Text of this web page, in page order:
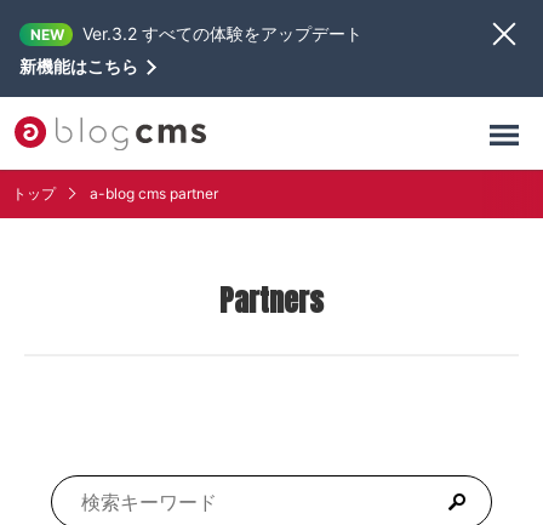
NEW
Ver.3.2 すべての体験をアップデート
新機能はこちら
トップ a-blog cms partner
Partners